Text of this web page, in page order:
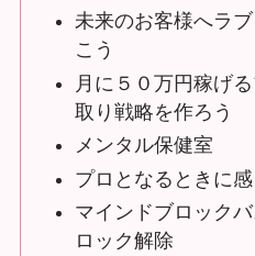
未来のお客様へラ
こう
月に５０万円稼げ
取り戦略を作ろう
メンタル保健室
プロとなるときに
マインドブロック
ロック解除